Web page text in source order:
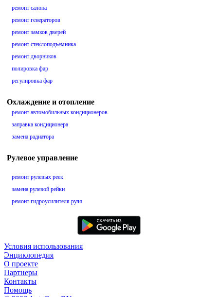
ремонт салона
ремонт генераторов
ремонт замков дверей
ремонт стеклоподъемника
ремонт дворников
полировка фар
регулировка фар
Охлаждение и отопление
ремонт автомобильных кондиционеров
заправка кондиционера
замена радиатора
Рулевое управление
ремонт рулевых реек
замена рулевой рейки
ремонт гидроусилителя руля
Условия использования
Энциклопедия
О проекте
Партнеры
Контакты
Помощь